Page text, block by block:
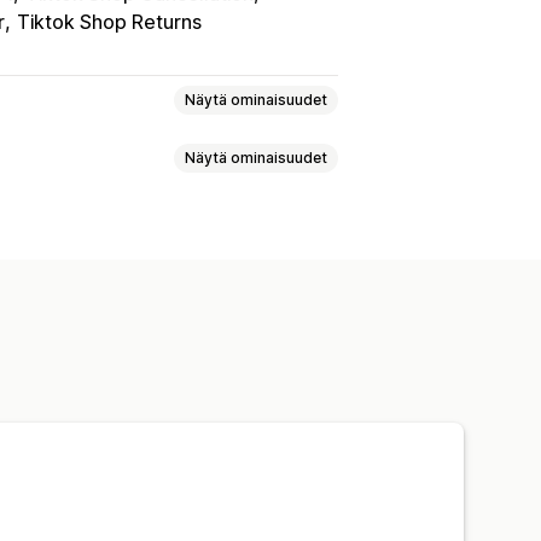
Tiktok Shop Returns
Näytä ominaisuudet
Näytä ominaisuudet